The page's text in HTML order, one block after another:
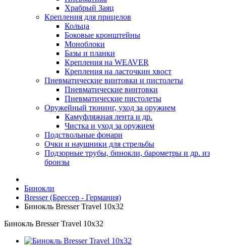
Храбрый Заяц
Крепления для прицелов
Кольца
Боковые кронштейны
Моноблоки
Базы и планки
Крепления на WEAVER
Крепления на ласточкин хвост
Пневматические винтовки и пистолеты
Пневматические винтовки
Пневматические пистолеты
Оружейный тюнинг, уход за оружием
Камуфляжная лента и др.
Чистка и уход за оружием
Подствольные фонари
Очки и наушники для стрельбы
Подзорные трубы, бинокли, барометры и др. из
бронзы
Бинокли
Bresser (Брессер - Германия)
Бинокль Bresser Travel 10x32
Бинокль Bresser Travel 10x32